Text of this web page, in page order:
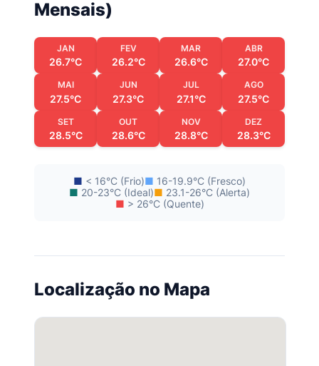
Mensais)
JAN
26.7°C
FEV
26.2°C
MAR
26.6°C
ABR
27.0°C
MAI
27.5°C
JUN
27.3°C
JUL
27.1°C
AGO
27.5°C
SET
28.5°C
OUT
28.6°C
NOV
28.8°C
DEZ
28.3°C
■ < 16°C (Frio)■ 16-19.9°C (Fresco)
■ 20-23°C (Ideal)■ 23.1-26°C (Alerta)
■ > 26°C (Quente)
Localização no Mapa